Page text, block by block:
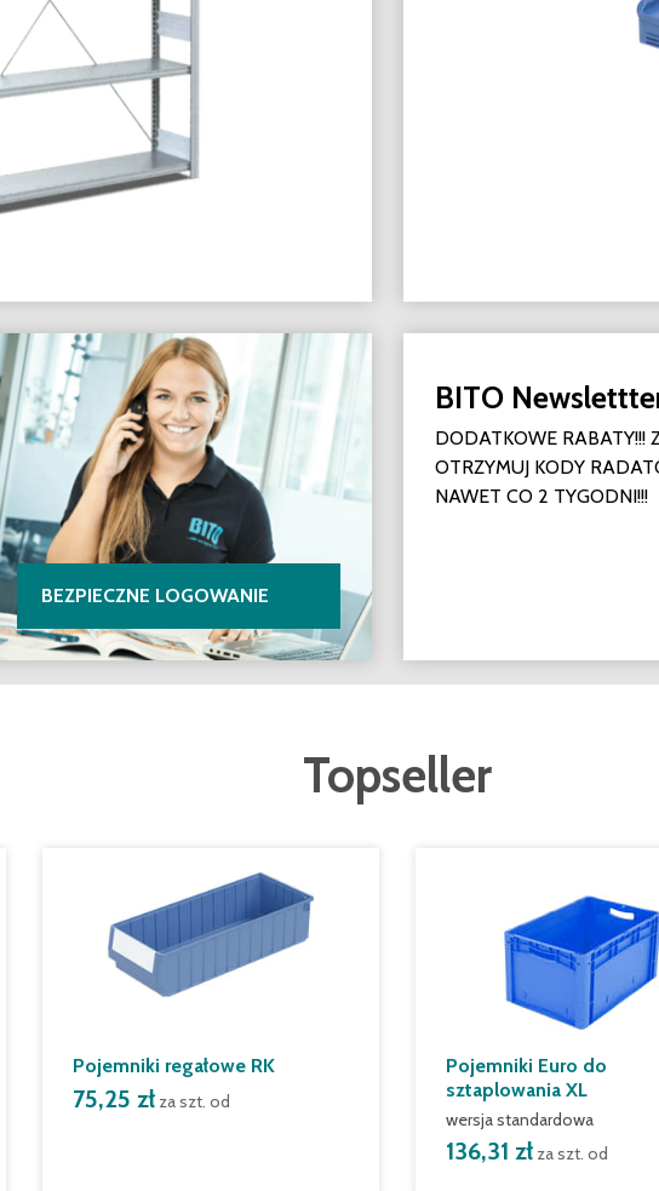
BEZPIECZNE LOGOWANIE
BITO
DODATKOWE RABATY!!!
OTRZYMUJ KODY
NAWET CO 2 TYGODNI!!!
Topseller
Pojemniki regałowe RK
75,25 zł za szt. od
Pojemniki Euro do
sztaplowania XL
wersja standardowa
136,31 złza szt. od